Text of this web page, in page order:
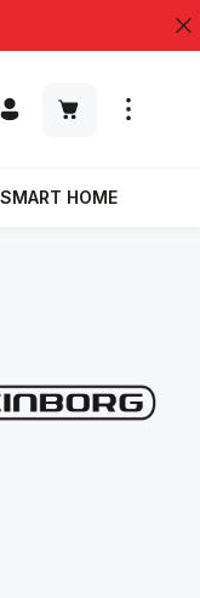
Warenkorb
SMART HOME